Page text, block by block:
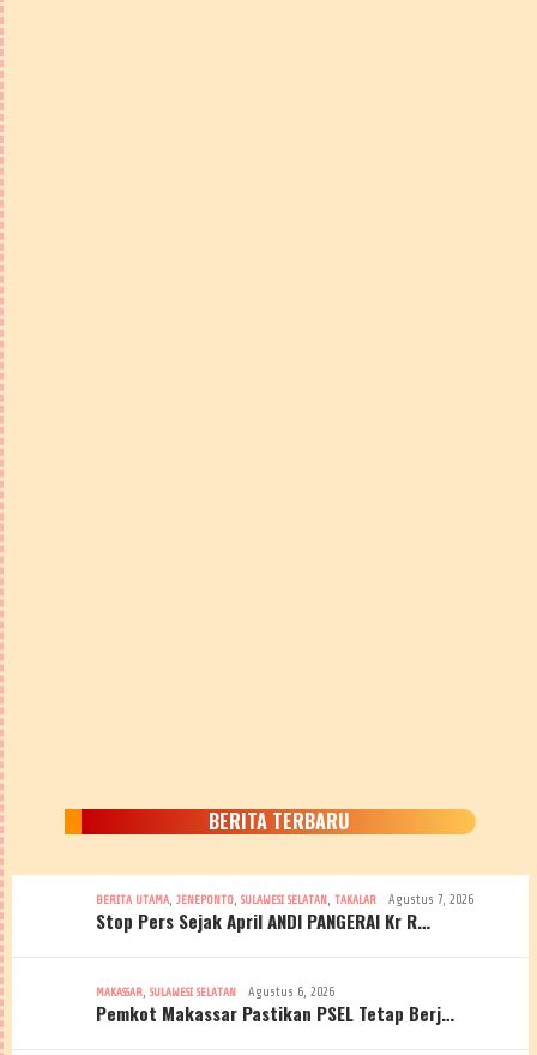
BERITA TERBARU
BERITA UTAMA, JENEPONTO, SULAWESI SELATAN, TAKALAR Agustus 7, 2026
Stop Pers Sejak April ANDI PANGERAI Kr R…
MAKASSAR, SULAWESI SELATAN Agustus 6, 2026
Pemkot Makassar Pastikan PSEL Tetap Berj…